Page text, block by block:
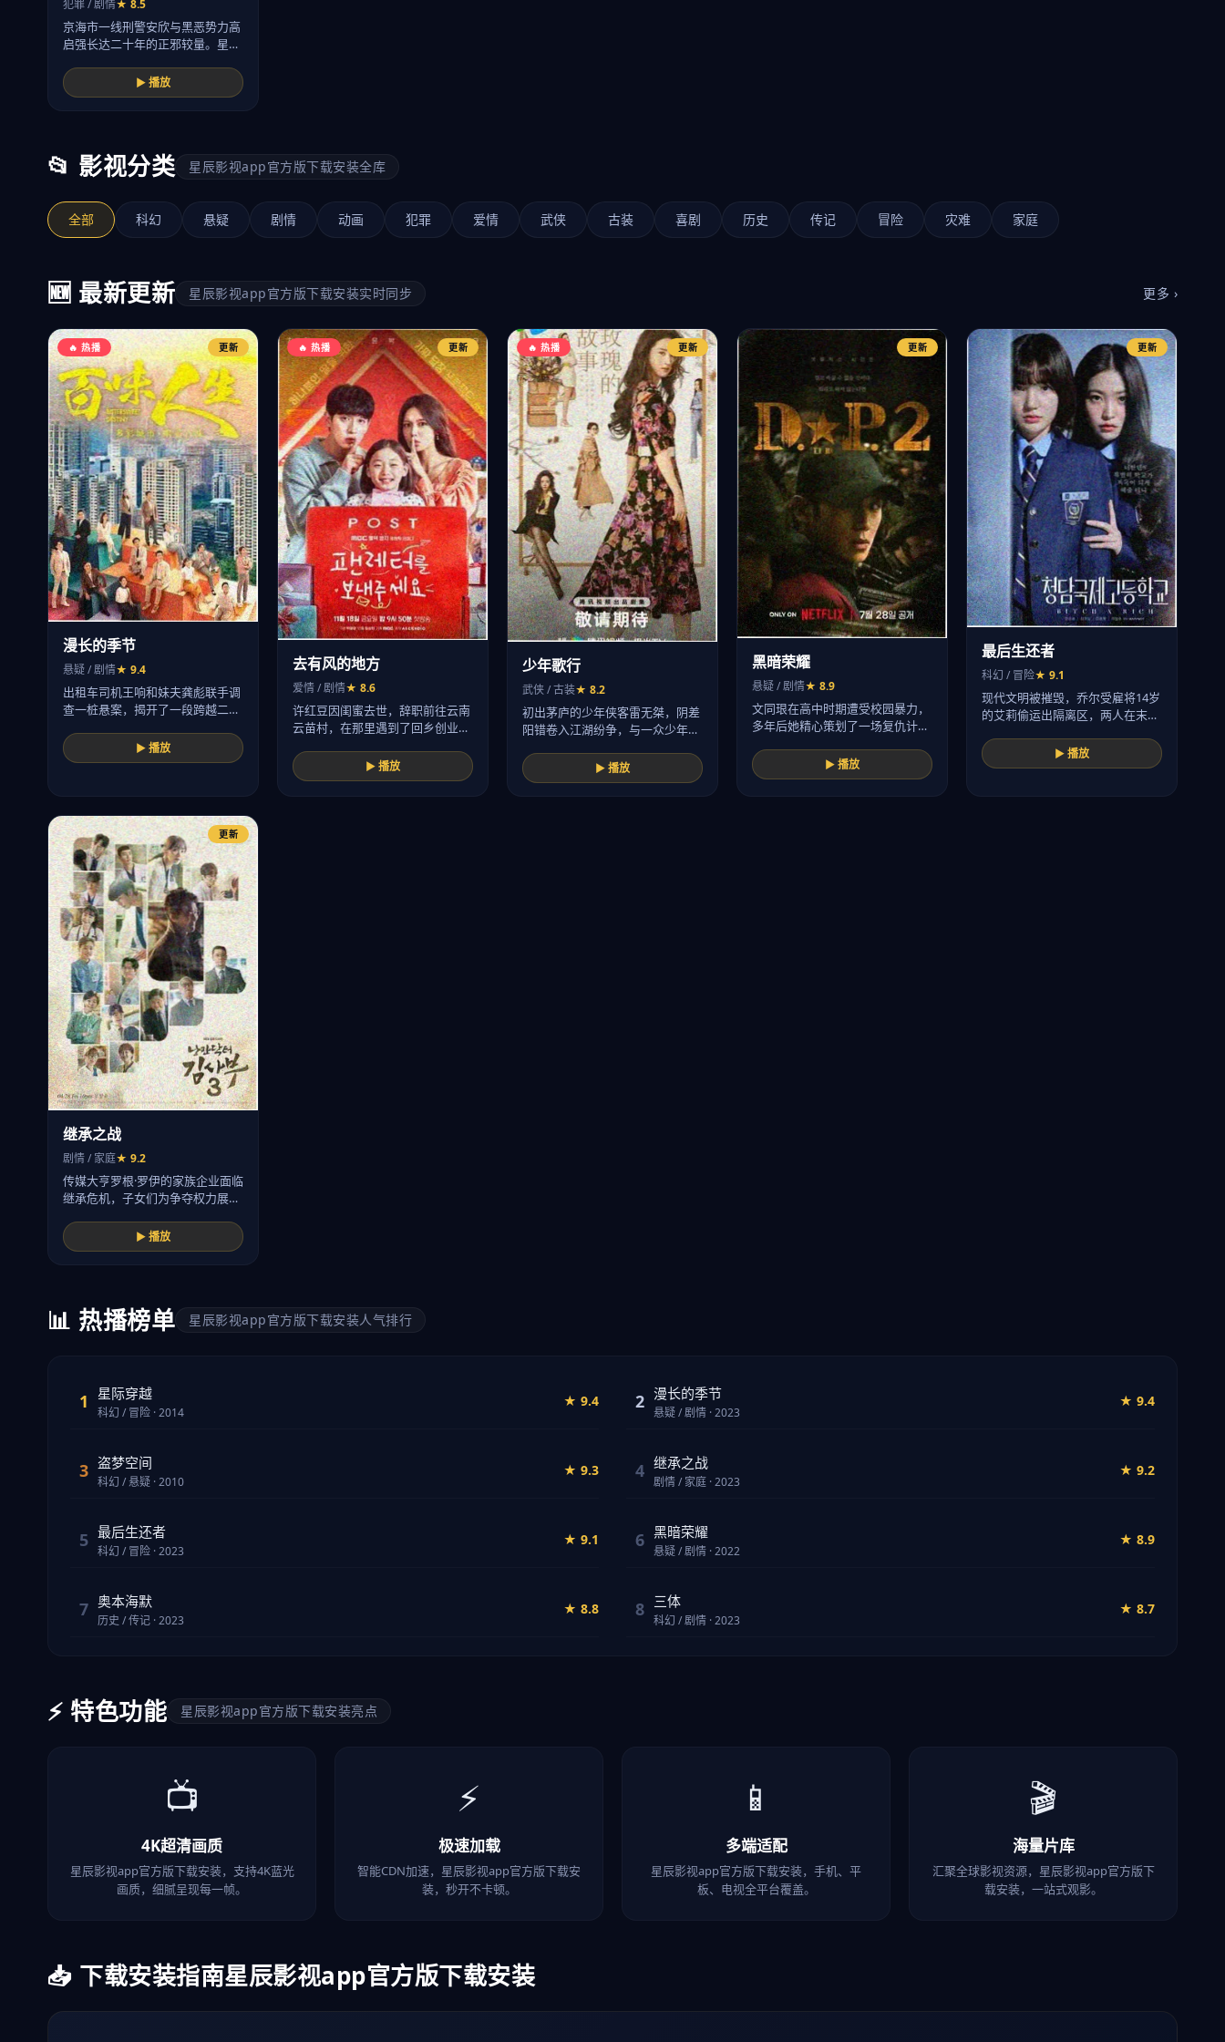
犯罪 / 剧情★ 8.5
京海市一线刑警安欣与黑恶势力高
启强长达二十年的正邪较量。星
▶ 播放
📂 影视分类 星辰影视app官方版下载安装全库
全部 科幻 悬疑 剧情 动画 犯罪 爱情 武侠 古装 喜剧 历史 传记 冒险 灾难 家庭
🆕 最新更新 星辰影视app官方版下载安装实时同步 更多 ›
🔥 热播 更新
漫长的季节
悬疑 / 剧情★ 9.4
出租车司机王响和妹夫龚彪联手调
查一桩悬案，揭开了一段跨越二
▶ 播放
🔥 热播 更新
去有风的地方
爱情 / 剧情★ 8.6
许红豆因闺蜜去世，辞职前往云南
云苗村，在那里遇到了回乡创业
▶ 播放
🔥 热播 更新
少年歌行
武侠 / 古装★ 8.2
初出茅庐的少年侠客雷无桀，阴差
阳错卷入江湖纷争，与一众少年
▶ 播放
更新
黑暗荣耀
悬疑 / 剧情★ 8.9
文同珢在高中时期遭受校园暴力，
多年后她精心策划了一场复仇计
▶ 播放
更新
最后生还者
科幻 / 冒险★ 9.1
现代文明被摧毁，乔尔受雇将14岁
的艾莉偷运出隔离区，两人在末…
▶ 播放
更新
继承之战
剧情 / 家庭★ 9.2
传媒大亨罗根·罗伊的家族企业面临
继承危机，子女们为争夺权力展…
▶ 播放
📊 热播榜单 星辰影视app官方版下载安装人气排行
1 星际穿越
科幻 / 冒险 · 2014
★ 9.4 2 漫长的季节
悬疑 / 剧情 · 2023
★ 9.4
3 盗梦空间
科幻 / 悬疑 · 2010
★ 9.3 4 继承之战
剧情 / 家庭 · 2023
★ 9.2
5 最后生还者
科幻 / 冒险 · 2023
★ 9.1 6 黑暗荣耀
悬疑 / 剧情 · 2022
★ 8.9
7 奥本海默
历史 / 传记 · 2023
★ 8.8 8 三体
科幻 / 剧情 · 2023
★ 8.7
⚡ 特色功能 星辰影视app官方版下载安装亮点
📺
4K超清画质
星辰影视app官方版下载安装，支持4K蓝光
画质，细腻呈现每一帧。
⚡
极速加载
智能CDN加速，星辰影视app官方版下载安
装，秒开不卡顿。
📱
多端适配
星辰影视app官方版下载安装，手机、平
板、电视全平台覆盖。
🎬
海量片库
汇聚全球影视资源，星辰影视app官方版下
载安装，一站式观影。
📥 下载安装指南星辰影视app官方版下载安装